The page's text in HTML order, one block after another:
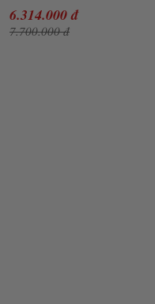
Cheonyuldan
Regenerating Essence
6.314.000 đ
7.700.000 đ